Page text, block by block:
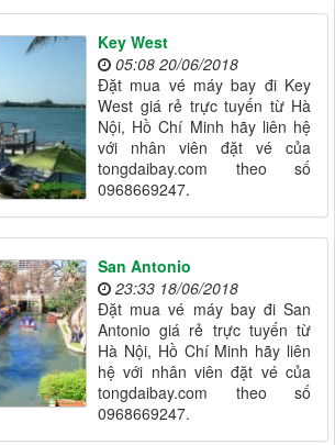
Key West
05:08 20/06/2018
Đặt mua vé máy bay đi Key
West giá rẻ trực tuyến từ Hà
Nội, Hồ Chí Minh hãy liên hệ
với nhân viên đặt vé của
tongdaibay.com theo số
0968669247.
San Antonio
23:33 18/06/2018
Đặt mua vé máy bay đi San
Antonio giá rẻ trực tuyến từ
Hà Nội, Hồ Chí Minh hãy liên
hệ với nhân viên đặt vé của
tongdaibay.com theo số
0968669247.